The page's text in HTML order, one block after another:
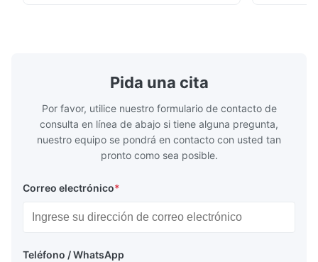
Pida una cita
Por favor, utilice nuestro formulario de contacto de
consulta en línea de abajo si tiene alguna pregunta,
nuestro equipo se pondrá en contacto con usted tan
pronto como sea posible.
Correo electrónico*
Teléfono / WhatsApp